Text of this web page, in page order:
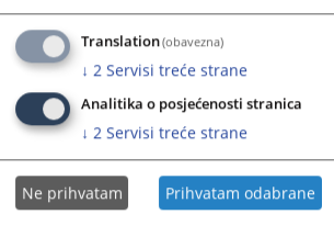
Sjedište Tužilaštva se nalazi u Goraždu.
448PREGLEDA
Translation(obavezna)
↓ 2 Servisi treće strane
Analitika o posjećenosti stranica
↓ 2 Servisi treće strane
Ne prihvatam Prihvatam odabrane